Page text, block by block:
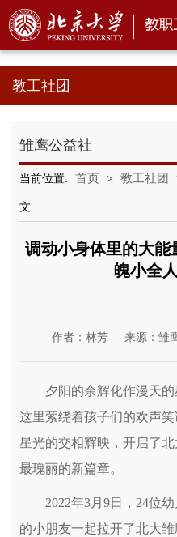
教工社团
雏鹰公益社
当前位置: 首页 > 教工社团
文
调动小身体里的大
魄小全
作者：林芳 来源：雏
夕阳的余辉化作漫天
这里萦绕着孩子们的欢声
星光的交相辉映，开启了
最瑰丽的新篇章。
2022年3月9日，24位
的小朋友一起拉开了北大